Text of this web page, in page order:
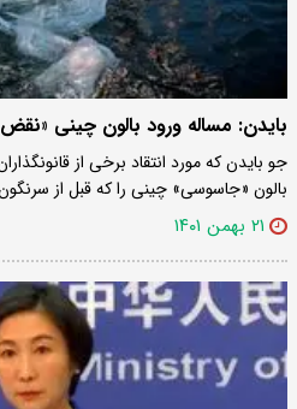
بایدن: مساله ورود بالون چینی
جو بایدن که مورد انتقاد برخی از
بالون «جاسوسی» چینی را که قبل از
۲۱ بهمن ۱۴۰۱